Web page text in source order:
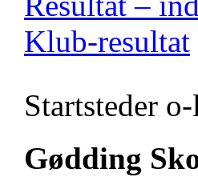
Klub-resultat
Startsteder
Gødding